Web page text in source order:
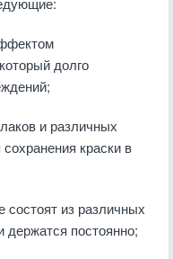
долго
и различных
краски в
из различных
держатся постоянно;